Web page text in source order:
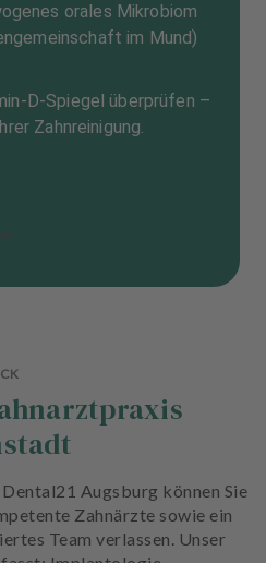
orales Mikrobiom
im Mund)
D-Spiegel überprüfen –
Zahnreinigung.
Augsburg können Sie
Zahnärzte sowie ein
Team verlassen. Unser